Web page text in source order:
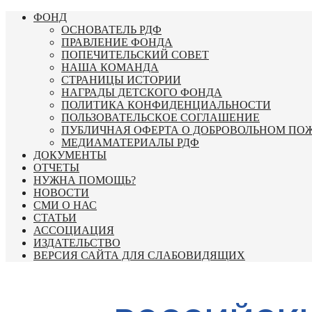
Перейти
содержимому
ФОНД
ОСНОВАТЕЛЬ РДФ
ПРАВЛЕНИЕ ФОНДА
ПОПЕЧИТЕЛЬСКИЙ СОВЕТ
НАША КОМАНДА
СТРАНИЦЫ ИСТОРИИ
НАГРАДЫ ДЕТСКОГО ФОНДА
ПОЛИТИКА КОНФИДЕНЦИАЛЬНОСТИ
ПОЛЬЗОВАТЕЛЬСКОЕ СОГЛАШЕНИЕ
ПУБЛИЧНАЯ ОФЕРТА О ДОБРОВОЛЬНОМ
МЕДИАМАТЕРИАЛЫ РДФ
ДОКУМЕНТЫ
ОТЧЕТЫ
НУЖНА ПОМОЩЬ?
НОВОСТИ
СМИ О НАС
СТАТЬИ
АССОЦИАЦИЯ
ИЗДАТЕЛЬСТВО
ВЕРСИЯ САЙТА ДЛЯ СЛАБОВИДЯЩИХ